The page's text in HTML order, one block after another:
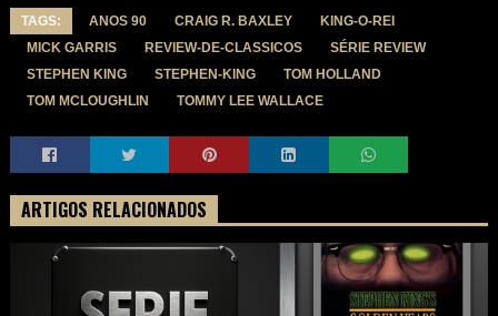
TAGS: ANOS 90 CRAIG R. BAXLEY
KING-O-REI
MICK GARRIS
REVIEW-DE-CLASSICOS
SÉRIE REVIEW
STEPHEN KING
STEPHEN-KING
TOM HOLLAND
TOM MCLOUGHLIN
TOMMY LEE WALLACE
ARTIGOS RELACIONADOS